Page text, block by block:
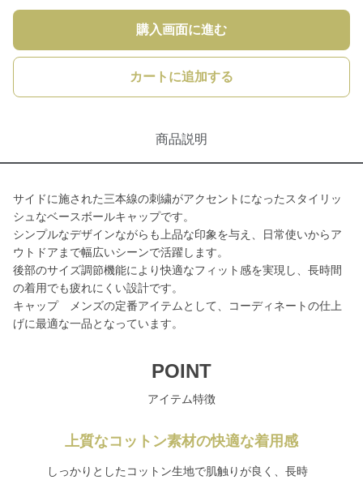
購入画面に進む
カートに追加する
商品説明
サイドに施された三本線の刺繍がアクセントになったスタイリッ
シュなベースボールキャップです。
シンプルなデザインながらも上品な印象を与え、日常使いからア
ウトドアまで幅広いシーンで活躍します。
後部のサイズ調節機能により快適なフィット感を実現し、長時間
の着用でも疲れにくい設計です。
キャップ メンズの定番アイテムとして、コーディネートの仕上
げに最適な一品となっています。
POINT
アイテム特徴
上質なコットン素材の快適な着用感
しっかりとしたコットン生地で肌触りが良く、長時